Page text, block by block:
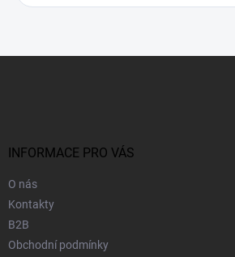
INFORMACE PRO VÁS
O nás
Kontakty
B2B
Obchodní podmínky